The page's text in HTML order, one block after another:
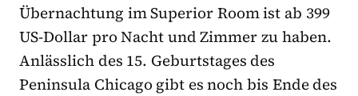
Übernachtung im Superior Room ist ab 399
US-Dollar pro Nacht und Zimmer zu haben.
Anlässlich des 15. Geburtstages des
Peninsula Chicago gibt es noch bis Ende des